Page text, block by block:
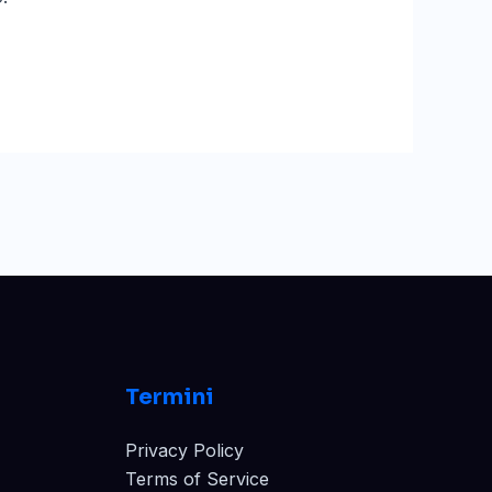
Termini
Privacy Policy
Terms of Service